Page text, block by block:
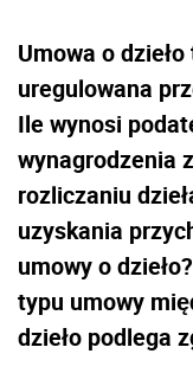
Umowa o
uregulowana
Ile wynosi
wynagrodzenia
rozliczaniu
uzyskania
umowy o
typu umowy
dzieło podlega